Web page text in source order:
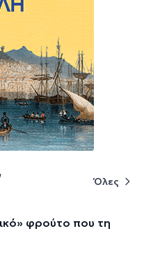
Όλες
φρούτο που τη